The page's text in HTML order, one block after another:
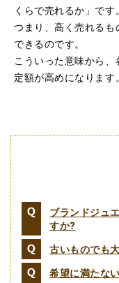
（大阪府豊中市）買
やすくとても良い時
本当に有難う御座い
説明もわかりやすく
たです。
くらで売れるか」です。
つまり、高く売れる
できるのです。
こういった意味から
定額が高めになります。
ブランドジュ
すか?
古いものでも
希望に満たな